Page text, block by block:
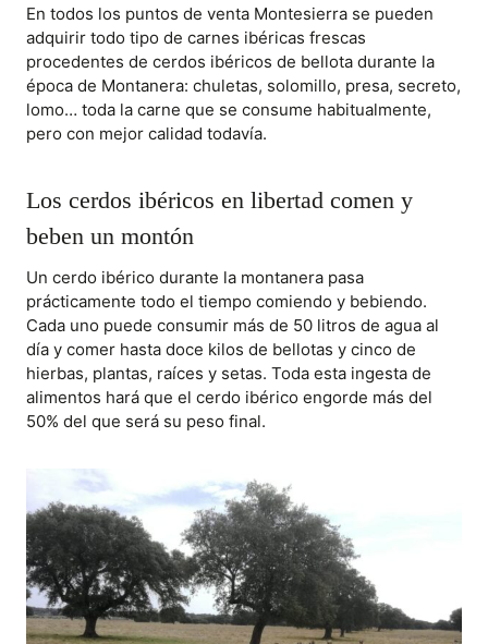
En todos los puntos de venta Montesierra se pueden
adquirir todo tipo de carnes ibéricas frescas
procedentes de cerdos ibéricos de bellota durante la
época de Montanera: chuletas, solomillo, presa, secreto,
lomo… toda la carne que se consume habitualmente,
pero con mejor calidad todavía.
Los cerdos ibéricos en libertad comen y
beben un montón
Un cerdo ibérico durante la montanera pasa
prácticamente todo el tiempo comiendo y bebiendo.
Cada uno puede consumir más de 50 litros de agua al
día y comer hasta doce kilos de bellotas y cinco de
hierbas, plantas, raíces y setas. Toda esta ingesta de
alimentos hará que el cerdo ibérico engorde más del
50% del que será su peso final.